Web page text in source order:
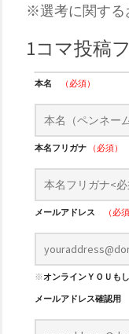
※選考に関する
1コマ投稿
本名 （必須）
本名フリガナ （必須）
メールアドレス （必須
※オンラインＹＯＵも
メールアドレス確認用